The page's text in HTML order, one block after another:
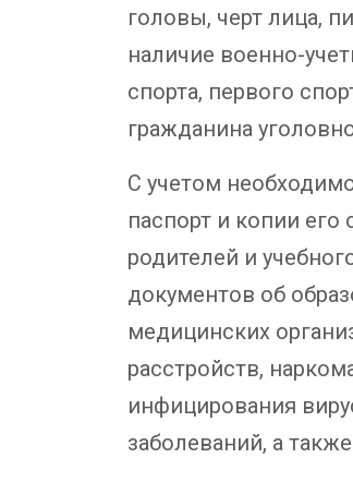
головы, черт лица,
наличие военно-
спорта, первого
гражданина
С учетом
паспорт и копии его
родителей и
документов об
медицинских
расстройств,
инфицирования
заболеваний, а